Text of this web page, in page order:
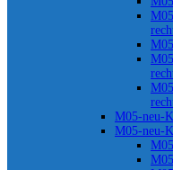
M05-neu-
M05-neu-